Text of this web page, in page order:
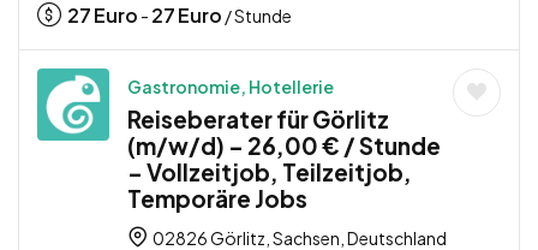
27Euro - 27Euro / Stunde
Gastronomie, Hotellerie
Reiseberater für Görlitz
(m/w/d) – 26,00 € / Stunde
– Vollzeitjob, Teilzeitjob,
Temporäre Jobs
02826 Görlitz, Sachsen, Deutschland